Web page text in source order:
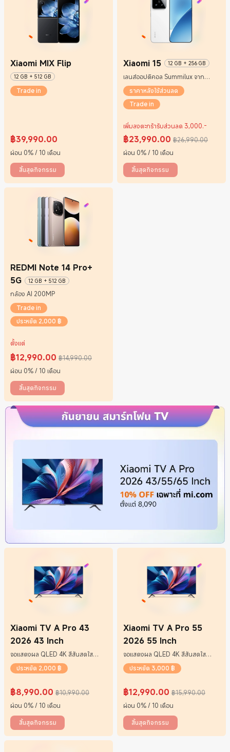
Xiaomi MIX Flip
12 GB + 512 GB
Trade in
฿39,990.00
Current Price ฿39990
ผ่อน 0% / 10 เดือน
สิ้นสุดกิจกรรม
Xiaomi 15 12 GB + 256 GB
เลนส์ออปติคอล Summilux จาก
Leica
ราคาหลังใช้ส่วนลด
Trade in
เพิ่มลงตะกร้ารับส่วนลด 3,000.-
฿23,990.00
Current Price ฿23990
฿26,990.00
ราคาโปรโมชั่น ฿26,990.00
ผ่อน 0% / 10 เดือน
สิ้นสุดกิจกรรม
REDMI Note 14 Pro+
5G
12 GB + 512 GB
กล้อง AI 200MP
Trade in
ประหยัด 2,000 ฿
ตั้งแต่
฿12,990.00
Current Price ฿12990
฿14,990.00
ราคาโปรโมชั่น ฿14,990.00
ผ่อน 0% / 10 เดือน
สิ้นสุดกิจกรรม
Xiaomi TV A Pro 43
2026 43 Inch
จอแสดงผล QLED 4K สีสันสดใส
พร้อมเทคโนโลยี Motion Smoothing
ประหยัด 2,000 ฿
฿8,990.00
Current Price ฿8990
฿10,990.00
ราคาโปรโมชั่น ฿10,990.00
ผ่อน 0% / 10 เดือน
สิ้นสุดกิจกรรม
Xiaomi TV A Pro 55
2026 55 Inch
จอแสดงผล QLED 4K สีสันสดใส
พร้อมเทคโนโลยี Motion Smoothing
ประหยัด 3,000 ฿
฿12,990.00
Current Price ฿12990
฿15,990.00
ราคาโปรโมชั่น ฿15,990.00
ผ่อน 0% / 10 เดือน
สิ้นสุดกิจกรรม